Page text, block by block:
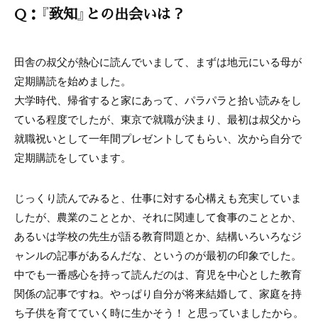
Q：『致知』との出会いは？
田舎の叔父が熱心に読んでいまして、まずは地元にいる母が
定期購読を始めました。
大学時代、帰省すると家にあって、パラパラと拾い読みをし
ている程度でしたが、東京で就職が決まり、最初は叔父から
就職祝いとして一年間プレゼントしてもらい、次から自分で
定期購読をしています。
じっくり読んでみると、仕事に対する心構えも充実していま
したが、農業のこととか、それに関連して食事のこととか、
あるいは学校の先生が語る教育問題とか、結構いろいろなジ
ャンルの記事があるんだな、というのが最初の印象でした。
中でも一番感心を持って読んだのは、育児を中心とした教育
関係の記事ですね。やっぱり自分が将来結婚して、家庭を持
ち子供を育てていく時に生かそう！ と思っていましたから。